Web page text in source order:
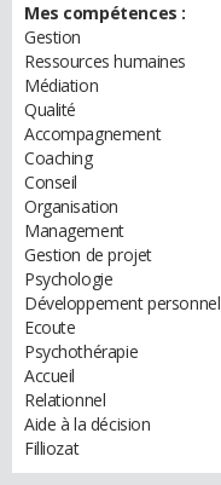
Mes compétences :
Gestion
Ressources humaines
Médiation
Qualité
Accompagnement
Coaching
Conseil
Organisation
Management
Gestion de projet
Psychologie
Développement personnel
Ecoute
Psychothérapie
Accueil
Relationnel
Aide à la décision
Filliozat